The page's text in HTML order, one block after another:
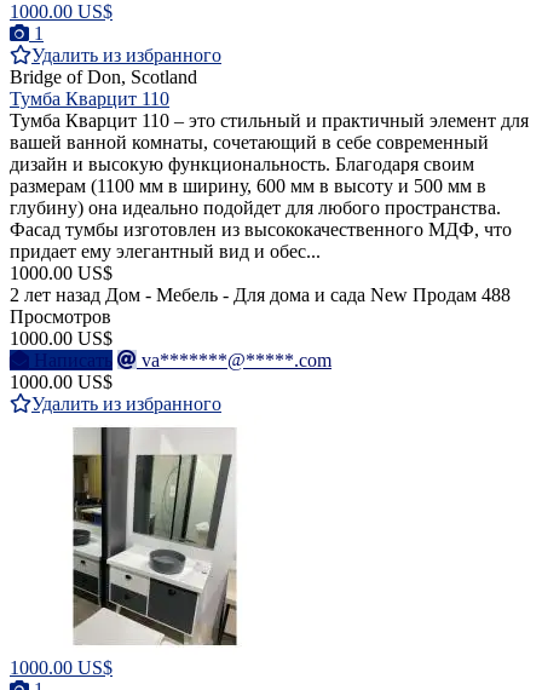
1000.00 US$
1
Удалить из избранного
Bridge of Don, Scotland
Тумба Кварцит 110
Тумба Кварцит 110 – это стильный и практичный элемент для
вашей ванной комнаты, сочетающий в себе современный
дизайн и высокую функциональность. Благодаря своим
размерам (1100 мм в ширину, 600 мм в высоту и 500 мм в
глубину) она идеально подойдет для любого пространства.
Фасад тумбы изготовлен из высококачественного МДФ, что
придает ему элегантный вид и обес...
1000.00 US$
2 лет назад Дом - Мебель - Для дома и сада New Продам 488
Просмотров
1000.00 US$
Написать
va*******@*****.com
1000.00 US$
Удалить из избранного
1000.00 US$